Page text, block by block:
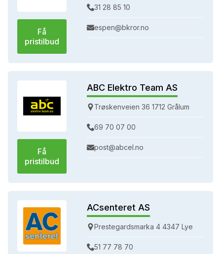
Få
pristilbud
31 28 85 10
espen@bkror.no
Få
pristilbud
ABC Elektro Team AS
Trøskenveien 36 1712 Grålum
69 70 07 00
post@abcel.no
ACsenteret AS
Prestegardsmarka 4 4347 Lye
51 77 78 70